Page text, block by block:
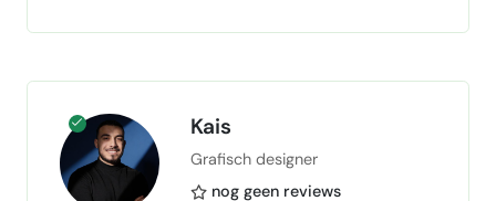
het format. Ik edit met Adobe Premiere
Kais
Grafisch designer
nog geen reviews